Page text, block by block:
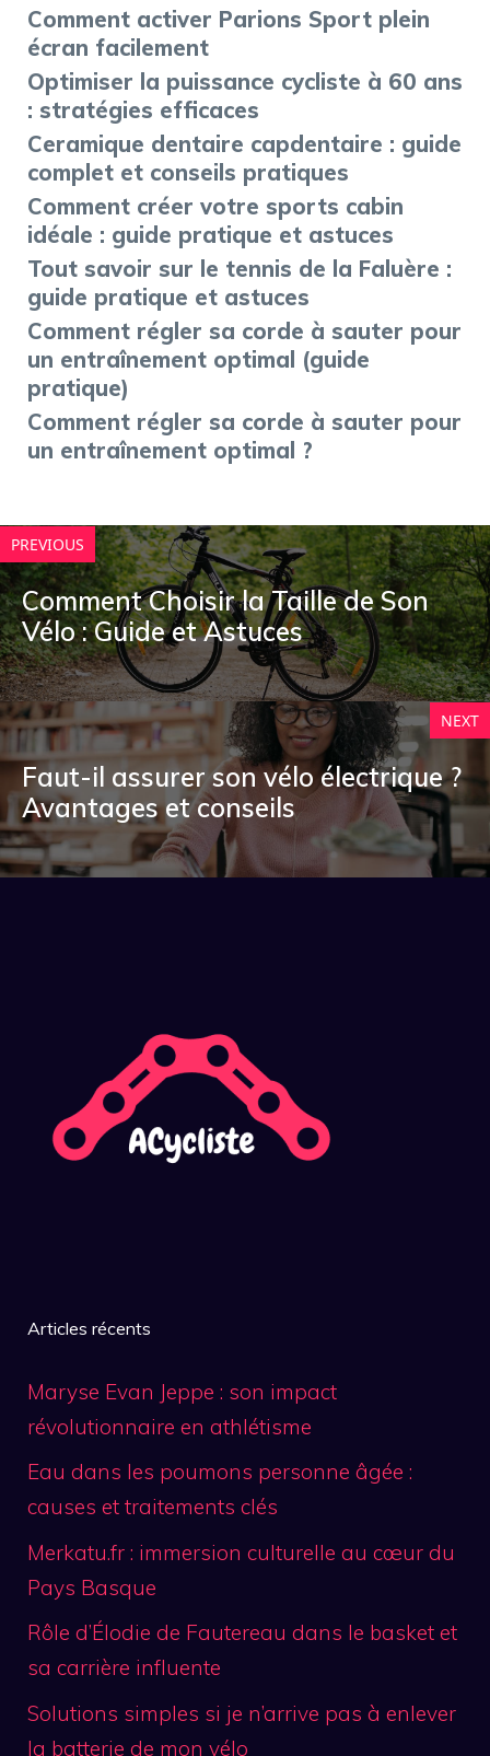
Comment activer Parions Sport plein
écran facilement
Optimiser la puissance cycliste à 60 ans
: stratégies efficaces
Ceramique dentaire capdentaire : guide
complet et conseils pratiques
Comment créer votre sports cabin
idéale : guide pratique et astuces
Tout savoir sur le tennis de la Faluère :
guide pratique et astuces
Comment régler sa corde à sauter pour
un entraînement optimal (guide
pratique)
Comment régler sa corde à sauter pour
un entraînement optimal ?
PREVIOUS
Comment Choisir la Taille de Son
Vélo : Guide et Astuces
NEXT
Faut-il assurer son vélo électrique ?
Avantages et conseils
Articles récents
Maryse Evan Jeppe : son impact
révolutionnaire en athlétisme
Eau dans les poumons personne âgée :
causes et traitements clés
Merkatu.fr : immersion culturelle au cœur du
Pays Basque
Rôle d’Élodie de Fautereau dans le basket et
sa carrière influente
Solutions simples si je n’arrive pas à enlever
la batterie de mon vélo